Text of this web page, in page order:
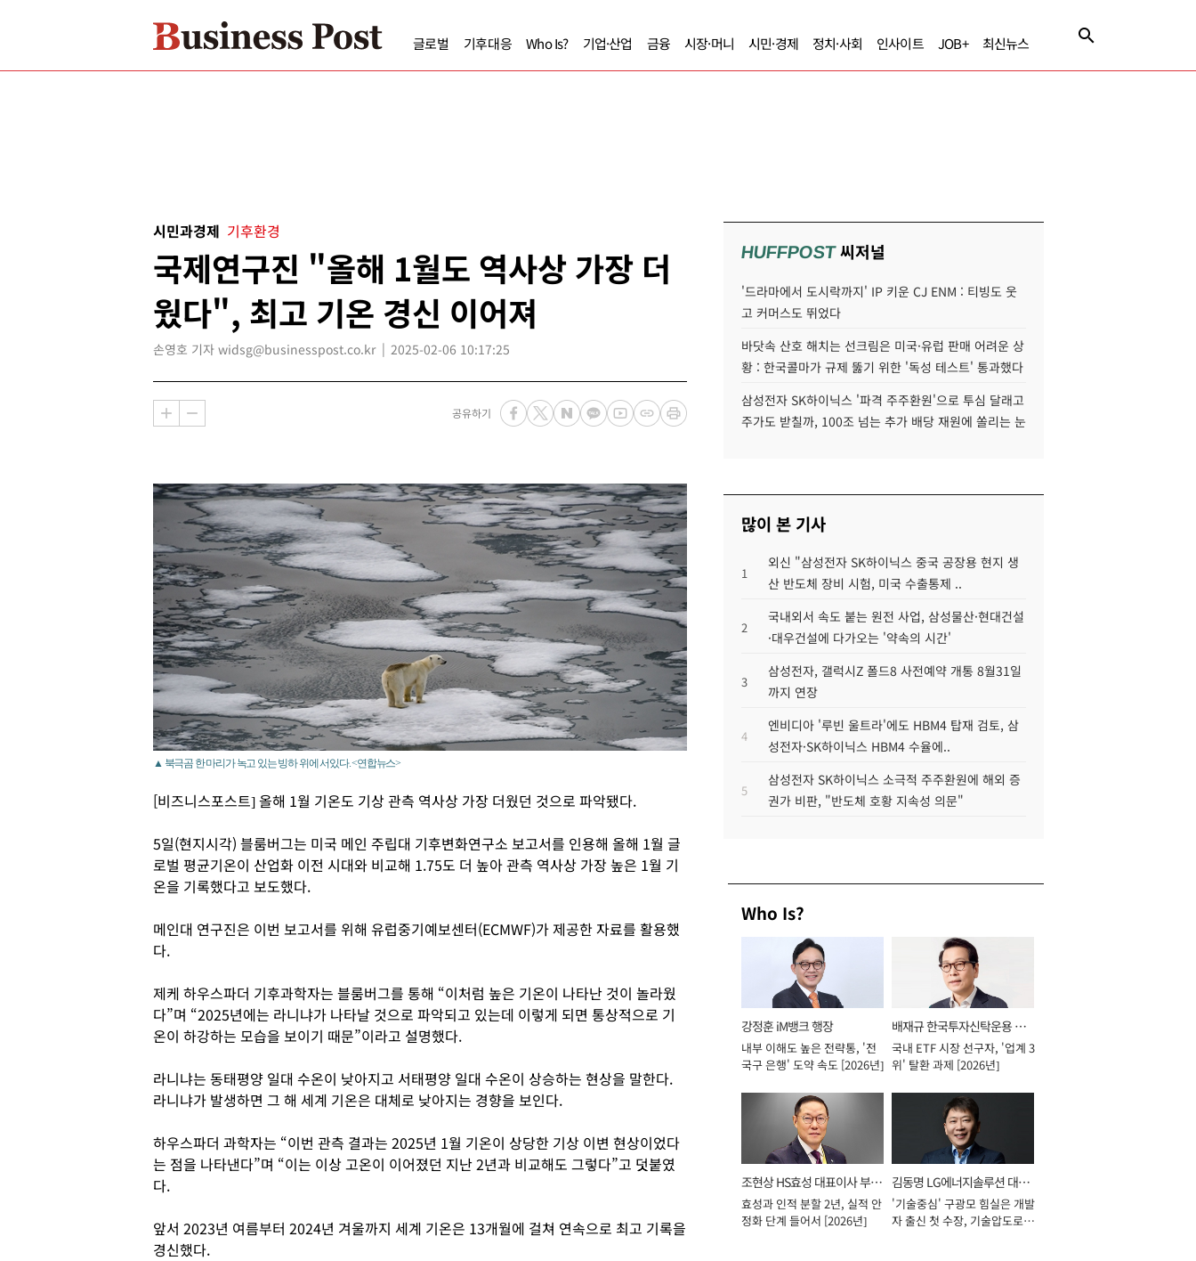
글로벌 기후대응 Who Is? 기업·산업 금융 시장·머니 시민·경제 정치·사회 인사이트 JOB+ 최신뉴스
시민과경제 기후환경
국제연구진 "올해 1월도 역사상 가장 더
웠다", 최고 기온 경신 이어져
손영호 기자 widsg@businesspost.co.kr 2025-02-06 10:17:25
공유하기
▲ 북극곰 한 마리가 녹고 있는 빙하 위에 서있다. <연합뉴스>
[비즈니스포스트] 올해 1월 기온도 기상 관측 역사상 가장 더웠던 것으로 파악됐다.
5일(현지시각) 블룸버그는 미국 메인 주립대 기후변화연구소 보고서를 인용해 올해 1월 글
로벌 평균기온이 산업화 이전 시대와 비교해 1.75도 더 높아 관측 역사상 가장 높은 1월 기
온을 기록했다고 보도했다.
메인대 연구진은 이번 보고서를 위해 유럽중기예보센터(ECMWF)가 제공한 자료를 활용했
다.
제케 하우스파더 기후과학자는 블룸버그를 통해 “이처럼 높은 기온이 나타난 것이 놀라웠
다”며 “2025년에는 라니냐가 나타날 것으로 파악되고 있는데 이렇게 되면 통상적으로 기
온이 하강하는 모습을 보이기 때문”이라고 설명했다.
라니냐는 동태평양 일대 수온이 낮아지고 서태평양 일대 수온이 상승하는 현상을 말한다.
라니냐가 발생하면 그 해 세계 기온은 대체로 낮아지는 경향을 보인다.
하우스파더 과학자는 “이번 관측 결과는 2025년 1월 기온이 상당한 기상 이변 현상이었다
는 점을 나타낸다”며 “이는 이상 고온이 이어졌던 지난 2년과 비교해도 그렇다”고 덧붙였
다.
앞서 2023년 여름부터 2024년 겨울까지 세계 기온은 13개월에 걸쳐 연속으로 최고 기록을
경신했다.
HUFFPOST씨저널
'드라마에서 도시락까지' IP 키운 CJ ENM : 티빙도 웃
고 커머스도 뛰었다
바닷속 산호 해치는 선크림은 미국·유럽 판매 어려운 상
황 : 한국콜마가 규제 뚫기 위한 '독성 테스트' 통과했다
삼성전자 SK하이닉스 '파격 주주환원'으로 투심 달래고
주가도 받칠까, 100조 넘는 추가 배당 재원에 쏠리는 눈
많이 본 기사
1
외신 "삼성전자 SK하이닉스 중국 공장용 현지 생
산 반도체 장비 시험, 미국 수출통제 ..
2
국내외서 속도 붙는 원전 사업, 삼성물산·현대건설
·대우건설에 다가오는 '약속의 시간'
3
삼성전자, 갤럭시Z 폴드8 사전예약 개통 8월31일
까지 연장
4
엔비디아 '루빈 울트라'에도 HBM4 탑재 검토, 삼
성전자·SK하이닉스 HBM4 수율에..
5
삼성전자 SK하이닉스 소극적 주주환원에 해외 증
권가 비판, "반도체 호황 지속성 의문"
Who Is?
강정훈 iM뱅크 행장
내부 이해도 높은 전략통, '전
국구 은행' 도약 속도 [2026년]
배재규 한국투자신탁운용 대
표이사 사장
국내 ETF 시장 선구자, '업계 3
위' 탈환 과제 [2026년]
조현상 HS효성 대표이사 부회
장
효성과 인적 분할 2년, 실적 안
정화 단계 들어서 [2026년]
김동명 LG에너지솔루션 대표
이사 사장
'기술중심' 구광모 힘실은 개발
자 출신 첫 수장, 기술압도로